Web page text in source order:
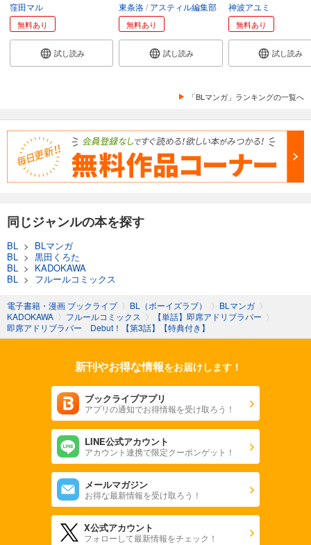
窪田マル
無料あり
試し読み
東条洛 アスティル編集部
無料あり
試し読み
神波アユミ
無料あり
試し読み
「BLマンガ」ランキングの一覧へ
同じジャンルの本を探す
BL > BLマンガ
BL > 黒田くろた
BL > KADOKAWA
BL > フルールコミックス
電子書籍・漫画 ブックライブ 〉 BL（ボーイズラブ） 〉 BLマンガ 〉
KADOKAWA 〉 フルールコミックス 〉 【単話】即席アドリブラバー 〉
即席アドリブラバー Debut！【第3話】【特典付き】
新刊やお得な情報をお届けします！
ブックライブアプリ
アプリの通知でお得情報を受け取ろう！
LINE公式アカウント
アカウント連携で限定クーポンゲット！
メールマガジン
お得な最新情報を受け取ろう！
X公式アカウント
フォローして最新情報をチェック！